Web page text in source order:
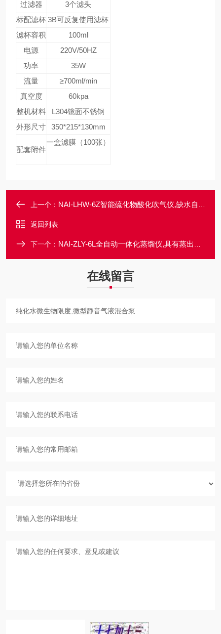
过滤器
3个滤头
标配滤杯 3B可反复使用滤杯
滤杯容积
100ml
电源
220V/50HZ
功率
35W
流量
≥700ml/min
真空度
60kpa
整机材料
L304镜面不锈钢
外形尺寸
350*215*130mm
配套附件
一盒滤膜（100张）
上一个： NAI-LHW-6Z智能硫化物酸化吹气仪,缺水自动补水
返回列表
下一个： NAI-ZLY-6L全自动一体化蒸馏仪,具有蒸出液防倒吸功能
在线留言